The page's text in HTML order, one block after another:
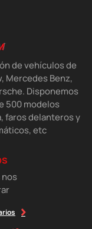
de vehículos de
Mercedes Benz,
Disponemos
500 modelos
faros delanteros y
etc